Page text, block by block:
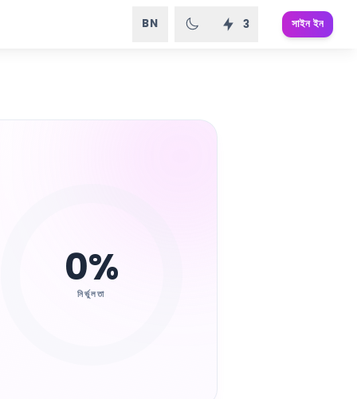
BN 3 সাইন ইন
0%
নির্ভুলতা